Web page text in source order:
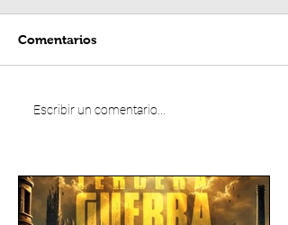
Comentarios
Escribir un comentario...